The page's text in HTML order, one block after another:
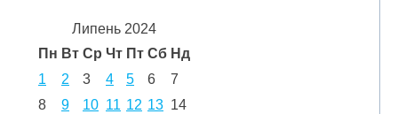
Липень 2024
Пн Вт Ср Чт Пт Сб Нд
1
2 3 4 5 6
7
8
9 10 11 12 13 14